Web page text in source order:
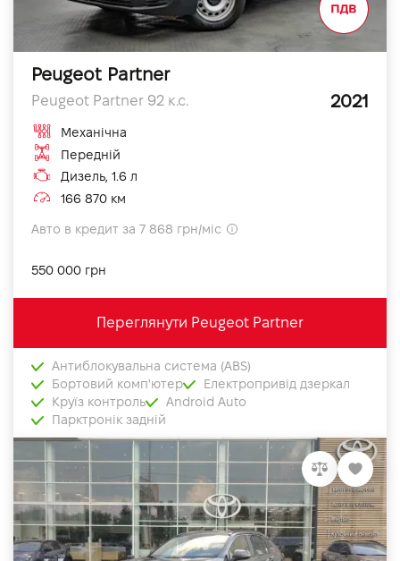
Peugeot Partner
Peugeot Partner 92 к.с. 2021
Механічна
Передній
Дизель, 1.6 л
166 870 км
Авто в кредит за 7 868 грн/міс
550 000 грн
Переглянути Peugeot Partner
Антиблокувальна система (ABS)
Бортовий комп'ютер
Електропривід дзеркал
Круїз контроль
Android Auto
Парктронік задній